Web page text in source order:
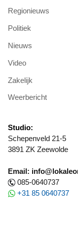
Regionieuws
Politiek
Nieuws
Video
Zakelijk
Weerbericht
Studio:
Schepenveld 21-5
3891 ZK Zeewolde
Email:
085-0640737
+31 85 0640737